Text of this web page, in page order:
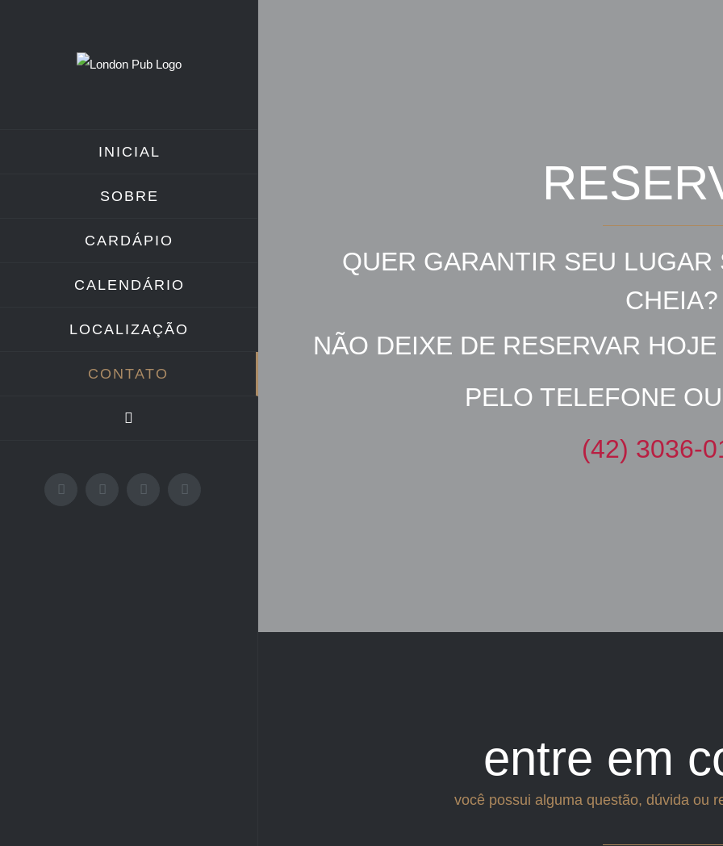
INICIAL
SOBRE
CARDÁPIO
CALENDÁRIO
LOCALIZAÇÃO
CONTATO
Facebook
X InstagramEmail
QUER GARANTIR SEU
CHEIA?
NÃO DEIXE DE RESERVAR
PELO TELEFONE
(42) 3036-
entre em
você possui alguma questão, dúvida ou